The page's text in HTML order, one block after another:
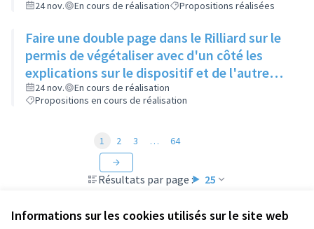
Informations sur les cookies utilisés sur le site web
24 nov. En cours de réalisation Propositions réalisées
Faire une double page dans le Rilliard sur le
permis de végétaliser avec d'un côté les
explications sur le dispositif et de l'autre
côté des exemples concrets de lieux à
investir
24 nov.
En cours de réalisation
Propositions en cours de réalisation
Résultats par page : 25
1 2 3 … 64